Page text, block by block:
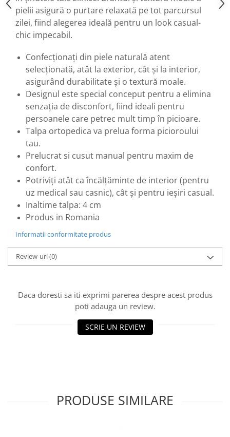
pielii asigură o purtare relaxată pe tot parcursul
zilei, fiind alegerea ideală pentru un look casual-
chic impecabil.
Confecționați din piele naturală atent
selecționată, atât la exterior, cât și la interior,
asigurând durabilitate și o textură moale.
Designul este special conceput pentru a elimina
senzația de disconfort, fiind ideali pentru
persoanele care petrec mult timp în picioare.
Talpa ortopedica va prelua forma picioroului
tau.
Prelucrat si cusut manual pentru maxim de
confort.
Potriviți atât ca încălțăminte de interior (pentru
uz medical sau casnic), cât și pentru ieșiri casual.
Inaltime talpa: 4 cm
Produs in Romania
Informatii conformitate produs
Review-uri(0)
Daca doresti sa iti exprimi parerea despre acest produs
poti adauga un review.
SCRIE UN REVIEW
PRODUSE SIMILARE